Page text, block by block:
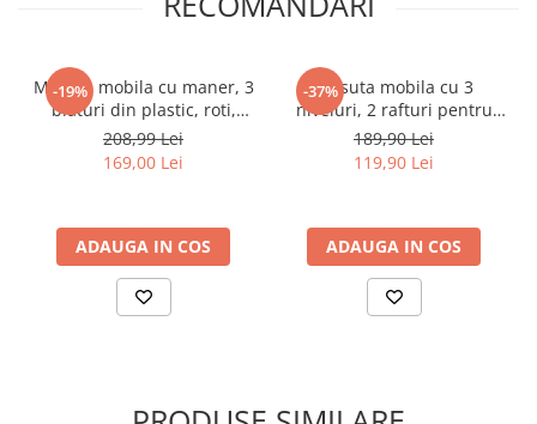
-19%
Masuta mobila cu maner, 3
blaturi din plastic, roti,
Alb/Maro, 45 x 32 x 71 cm
208,99 Lei
169,00 Lei
ADAUGA IN COS
-37%
Masuta mobila cu 3
niveluri, 2 rafturi pentru
depozitare, blat din MDF,
Negru/Maro, 43 x 30 x 77
cm
189,90 Lei
119,90 Lei
ADAUGA IN COS